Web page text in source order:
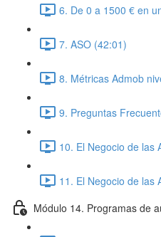
6. De 0 a 1500 € en
7. ASO (42:01)
8. Métricas Admob
9. Preguntas
10. El Negocio de las
11. El Negocio de las
Módulo 14. Programas de